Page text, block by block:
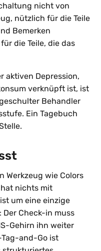
nicht von
nützlich für die Teile
Bemerken
die Teile, die das
aktiven Depression,
verknüpft ist, ist
Behandler
Ein Tagebuch
Werkzeug wie Colors
nichts mit
um eine einzige
Check-in muss
Gehirn ihn weiter
and-Go ist